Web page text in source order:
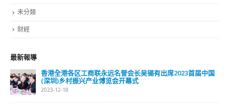
未分類
財經
最新報導
香港全港各区工商联永远名誉会长吴锡有出席2023首届中国
(深圳)乡村振兴产业博览会开幕式
2023-12-18